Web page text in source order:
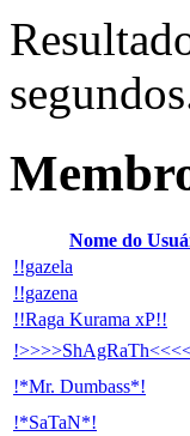
Nome do
!!gazela
!!gazena
!!Raga Kurama xP!!
!*Mr. Dumbass*!
!*SaTaN*!